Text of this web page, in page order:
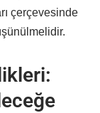
çerçevesinde